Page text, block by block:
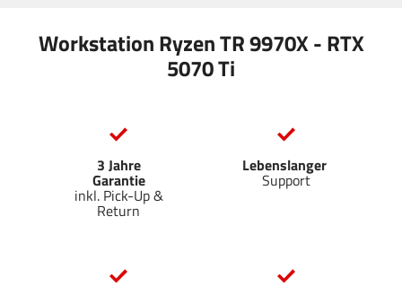
Workstation Ryzen TR 9970X - RTX
5070 Ti
3 Jahre
Garantie
inkl. Pick-Up &
Return
Lebenslanger
Support